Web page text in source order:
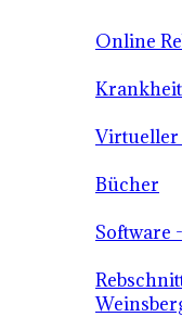
Online
Virtueller
Bücher
Software